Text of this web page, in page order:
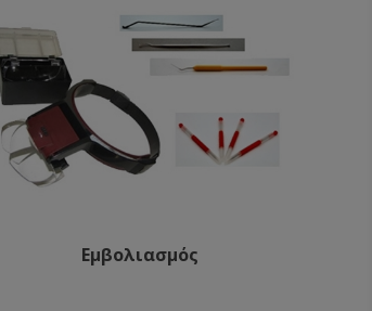
Εμβολιασμός